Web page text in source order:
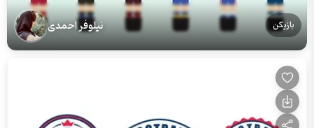
بازیکن نیلوفر احمدی